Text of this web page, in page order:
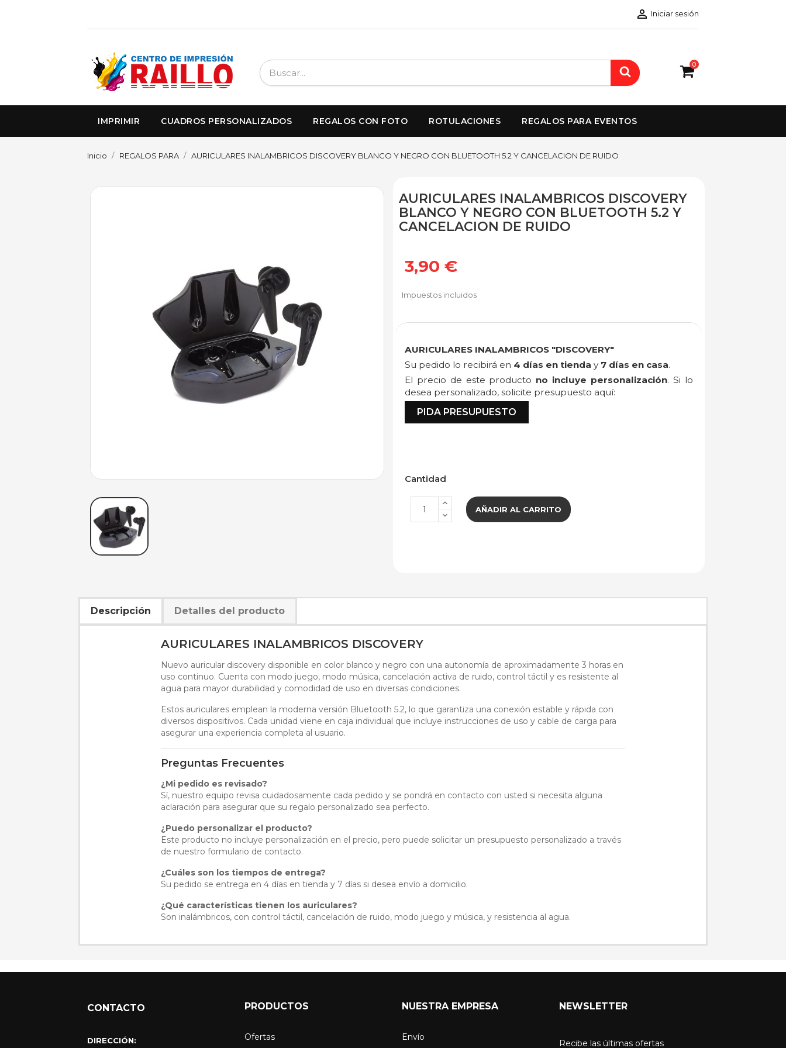
 Iniciar sesión
0
IMPRIMIR CUADROS PERSONALIZADOS REGALOS CON FOTO ROTULACIONES REGALOS PARA EVENTOS
Inicio REGALOS PARA AURICULARES INALAMBRICOS DISCOVERY BLANCO Y NEGRO CON BLUETOOTH 5.2 Y CANCELACION DE RUIDO
AURICULARES INALAMBRICOS DISCOVERY
BLANCO Y NEGRO CON BLUETOOTH 5.2 Y
CANCELACION DE RUIDO
3,90 €
Impuestos incluidos
AURICULARES INALAMBRICOS "DISCOVERY"
Su pedido lo recibirá en 4 días en tienda y 7 días en casa.
El precio de este producto no incluye personalización. Si lo
desea personalizado, solicite presupuesto aquí:
PIDA PRESUPUESTO
Cantidad
AÑADIR AL CARRITO
Descripción Detalles del producto
AURICULARES INALAMBRICOS DISCOVERY
Nuevo auricular discovery disponible en color blanco y negro con una autonomía de aproximadamente 3 horas en
uso continuo. Cuenta con modo juego, modo música, cancelación activa de ruido, control táctil y es resistente al
agua para mayor durabilidad y comodidad de uso en diversas condiciones.
Estos auriculares emplean la moderna versión Bluetooth 5.2, lo que garantiza una conexión estable y rápida con
diversos dispositivos. Cada unidad viene en caja individual que incluye instrucciones de uso y cable de carga para
asegurar una experiencia completa al usuario.
Preguntas Frecuentes
¿Mi pedido es revisado?
Sí, nuestro equipo revisa cuidadosamente cada pedido y se pondrá en contacto con usted si necesita alguna
aclaración para asegurar que su regalo personalizado sea perfecto.
¿Puedo personalizar el producto?
Este producto no incluye personalización en el precio, pero puede solicitar un presupuesto personalizado a través
de nuestro formulario de contacto.
¿Cuáles son los tiempos de entrega?
Su pedido se entrega en 4 días en tienda y 7 días si desea envío a domicilio.
¿Qué características tienen los auriculares?
Son inalámbricos, con control táctil, cancelación de ruido, modo juego y música, y resistencia al agua.
CONTACTO
DIRECCIÓN:
PRODUCTOS
Ofertas
NUESTRA EMPRESA
Envío
NEWSLETTER
Recibe las últimas ofertas